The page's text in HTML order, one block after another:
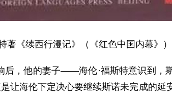
著《续西行漫记》（《红色中国内幕》）
，他的妻子——海伦·福斯特意识到，
让海伦下定决心要继续斯诺未完成的